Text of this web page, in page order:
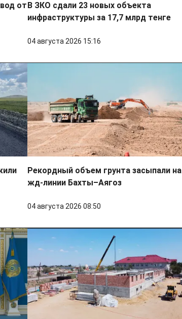
отВ ЗКО сдали 23 новых объекта
инфраструктуры за 17,7 млрд тенге
04 августа 2026 15:16
Рекордный объем грунта засыпали на
жд-линии Бахты–Аягоз
04 августа 2026 08:50